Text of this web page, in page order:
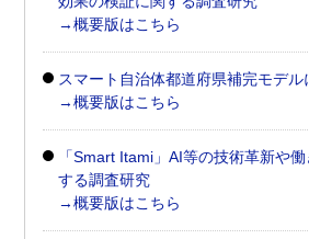
→概要版はこちら
スマート自治体都道府県補完モデ
→概要版はこちら
「Smart Itami」AI等の技術革新や
する調査研究
→概要版はこちら